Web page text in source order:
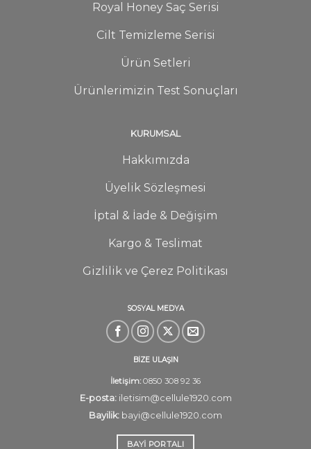
Royal Honey Saç Serisi
Cilt Temizleme Serisi
Ürün Setleri
Ürünlerimizin Test Sonuçları
KURUMSAL
Hakkımızda
Üyelik Sözleşmesi
İptal & İade & Değişim
Kargo & Teslimat
Gizlilik ve Çerez Politikası
SOSYAL MEDYA
BİZE ULAŞIN
İletişim: 0850 308 92 36
E-posta: iletisim@cellule1920.com
Bayilik: bayi@cellule1920.com
BAYI PORTALI